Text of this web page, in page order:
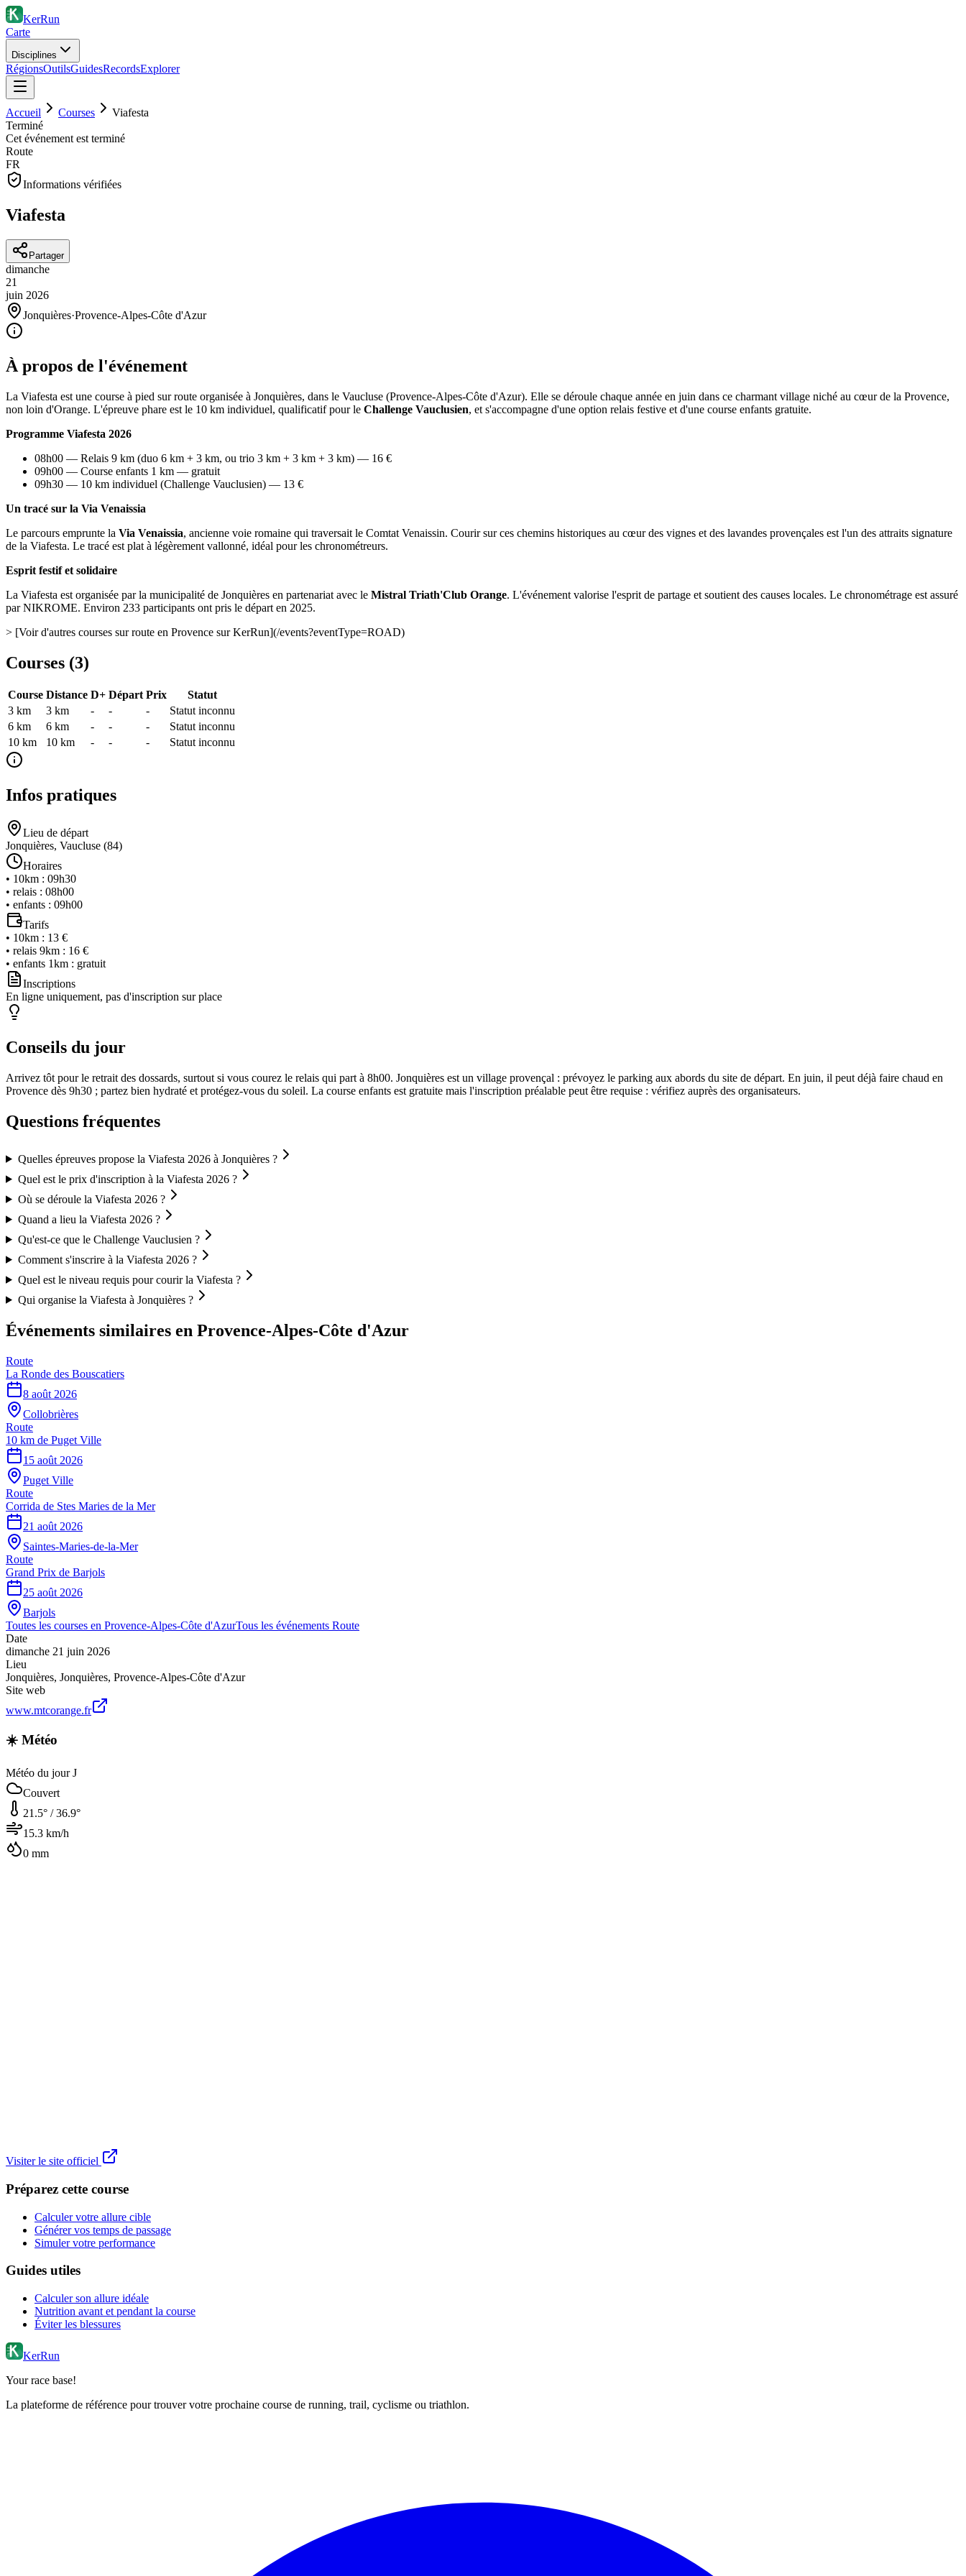
KerRun
Carte
Disciplines
RégionsOutilsGuidesRecordsExplorer
Accueil Courses
Viafesta
Terminé
Cet événement est terminé
Route
FR
Informations vérifiées
Viafesta
Partager
dimanche
21
juin 2026
Jonquières·Provence-Alpes-Côte d'Azur
À propos de l'événement
La Viafesta est une course à pied sur route organisée à Jonquières, dans le Vaucluse (Provence-Alpes-Côte d'Azur). Elle se déroule chaque année en juin dans ce charmant village niché au cœur de la Provence,
non loin d'Orange. L'épreuve phare est le 10 km individuel, qualificatif pour le Challenge Vauclusien, et s'accompagne d'une option relais festive et d'une course enfants gratuite.
Programme Viafesta 2026
08h00 — Relais 9 km (duo 6 km + 3 km, ou trio 3 km + 3 km + 3 km) — 16 €
09h00 — Course enfants 1 km — gratuit
09h30 — 10 km individuel (Challenge Vauclusien) — 13 €
Un tracé sur la Via Venaissia
Le parcours emprunte la Via Venaissia, ancienne voie romaine qui traversait le Comtat Venaissin. Courir sur ces chemins historiques au cœur des vignes et des lavandes provençales est l'un des attraits signature
de la Viafesta. Le tracé est plat à légèrement vallonné, idéal pour les chronométreurs.
Esprit festif et solidaire
La Viafesta est organisée par la municipalité de Jonquières en partenariat avec le Mistral Triath'Club Orange. L'événement valorise l'esprit de partage et soutient des causes locales. Le chronométrage est assuré
par NIKROME. Environ 233 participants ont pris le départ en 2025.
> [Voir d'autres courses sur route en Provence sur KerRun](/events?eventType=ROAD)
Courses (3)
Course Distance D+ Départ Prix
Statut
3 km
3 km - - -
Statut inconnu
6 km
6 km - - -
Statut inconnu
10 km
10 km - - - Statut inconnu
Infos pratiques
Lieu de départ
Jonquières, Vaucluse (84)
Horaires
• 10km : 09h30
• relais : 08h00
• enfants : 09h00
Tarifs
• 10km : 13 €
• relais 9km : 16 €
• enfants 1km : gratuit
Inscriptions
En ligne uniquement, pas d'inscription sur place
Conseils du jour
Arrivez tôt pour le retrait des dossards, surtout si vous courez le relais qui part à 8h00. Jonquières est un village provençal : prévoyez le parking aux abords du site de départ. En juin, il peut déjà faire chaud en
Provence dès 9h30 ; partez bien hydraté et protégez-vous du soleil. La course enfants est gratuite mais l'inscription préalable peut être requise : vérifiez auprès des organisateurs.
Questions fréquentes
Quelles épreuves propose la Viafesta 2026 à Jonquières ?
Quel est le prix d'inscription à la Viafesta 2026 ?
Où se déroule la Viafesta 2026 ?
Quand a lieu la Viafesta 2026 ?
Qu'est-ce que le Challenge Vauclusien ?
Comment s'inscrire à la Viafesta 2026 ?
Quel est le niveau requis pour courir la Viafesta ?
Qui organise la Viafesta à Jonquières ?
Événements similaires en Provence-Alpes-Côte d'Azur
Route
La Ronde des Bouscatiers
8 août 2026
Collobrières
Route
10 km de Puget Ville
15 août 2026
Puget Ville
Route
Corrida de Stes Maries de la Mer
21 août 2026
Saintes-Maries-de-la-Mer
Route
Grand Prix de Barjols
25 août 2026
Barjols
Toutes les courses en Provence-Alpes-Côte d'AzurTous les événements Route
Date
dimanche 21 juin 2026
Lieu
Jonquières, Jonquières, Provence-Alpes-Côte d'Azur
Site web
www.mtcorange.fr
☀️ Météo
Météo du jour J
Couvert
21.5° /36.9°
15.3 km/h
0 mm
Visiter le site officiel
Préparez cette course
Calculer votre allure cible
Générer vos temps de passage
Simuler votre performance
Guides utiles
Calculer son allure idéale
Nutrition avant et pendant la course
Éviter les blessures
KerRun
Your race base!
La plateforme de référence pour trouver votre prochaine course de running, trail, cyclisme ou triathlon.